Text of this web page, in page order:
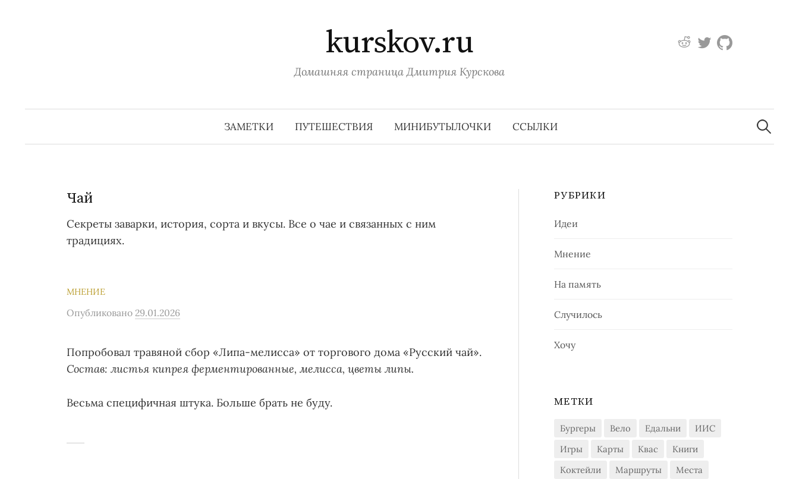
kurskov.ru
Домашняя страница Дмитрия Курскова
https://www.reddit.com
https://twitter.com
https://
ЗАМЕТКИ ПУТЕШЕСТВИЯ МИНИБУТЫЛОЧКИ ССЫЛКИ
Найти:
Чай
Секреты заварки, история, сорта и вкусы. Все о чае и связанных с ним
традициях.
МНЕНИЕ
Опубликовано 29.01.2026
Попробовал травяной сбор «Липа-мелисса» от торгового дома «Русский чай».
Состав: листья кипрея ферментированные, мелисса, цветы липы.
Весьма специфичная штука. Больше брать не буду.
РУБРИКИ
Идеи
Мнение
На память
Случилось
Хочу
МЕТКИ
Бургеры Вело Едальни
ИИС
Игры
Карты Квас
Книги
Коктейли
Маршруты
Места